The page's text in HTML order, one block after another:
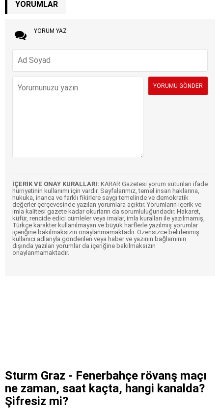
YORUMLAR
YORUM YAZ
İÇERİK VE ONAY KURALLARI: KARAR Gazetesi yorum sütunları ifade
hürriyetinin kullanımı için vardır. Sayfalarımız, temel insan haklarına,
hukuka, inanca ve farklı fikirlere saygı temelinde ve demokratik
değerler çerçevesinde yazılan yorumlara açıktır. Yorumların içerik ve
imla kalitesi gazete kadar okurların da sorumluluğundadır. Hakaret,
küfür, rencide edici cümleler veya imalar, imla kuralları ile yazılmamış,
Türkçe karakter kullanılmayan ve büyük harflerle yazılmış yorumlar
içeriğine bakılmaksızın onaylanmamaktadır. Özensizce belirlenmiş
kullanıcı adlarıyla gönderilen veya haber ve yazının bağlamının
dışında yazılan yorumlar da içeriğine bakılmaksızın
onaylanmamaktadır.
Sturm Graz - Fenerbahçe rövanş maçı
ne zaman, saat kaçta, hangi kanalda?
Şifresiz mi?